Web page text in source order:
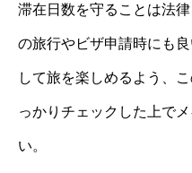
滞在日数を守ることは法
の旅行やビザ申請時にも
して旅を楽しめるよう、
っかりチェックした上で
い。